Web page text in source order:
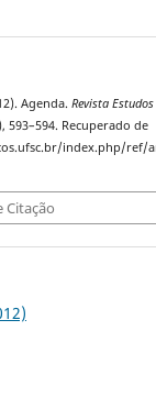
Agenda.Revista Estudos
593–594. Recuperado de
index.php/ref/
Citação